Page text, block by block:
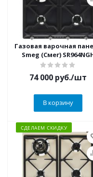
Газовая варочная
Smeg (Смег)
74 000 руб./шт
В корзину
СДЕЛАЕМ СКИДКУ